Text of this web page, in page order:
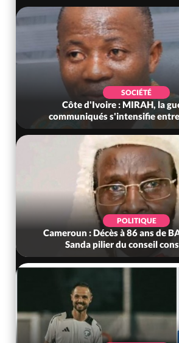
SOCIÉTÉ
Côte d'Ivoire : MIRAH, la
communiqués s'intensifie
POLITIQUE
Cameroun : Décès à 86 ans de
Sanda pilier du conseil